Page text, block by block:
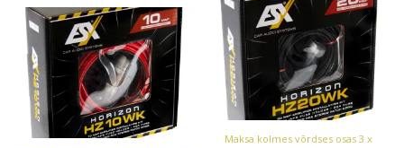
Maksa kolmes võrdses osas 3 x